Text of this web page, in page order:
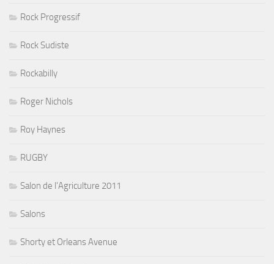
Rock Progressif
Rock Sudiste
Rockabilly
Roger Nichols
Roy Haynes
RUGBY
Salon de l'Agriculture 2011
Salons
Shorty et Orleans Avenue